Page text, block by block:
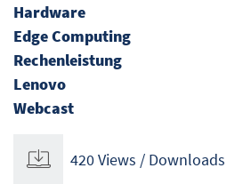
Hardware
Edge Computing
Rechenleistung
Lenovo
Webcast
420 Views / Downloads